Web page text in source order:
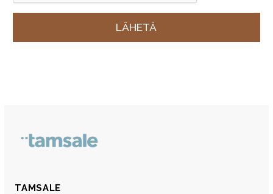
TAMSALE